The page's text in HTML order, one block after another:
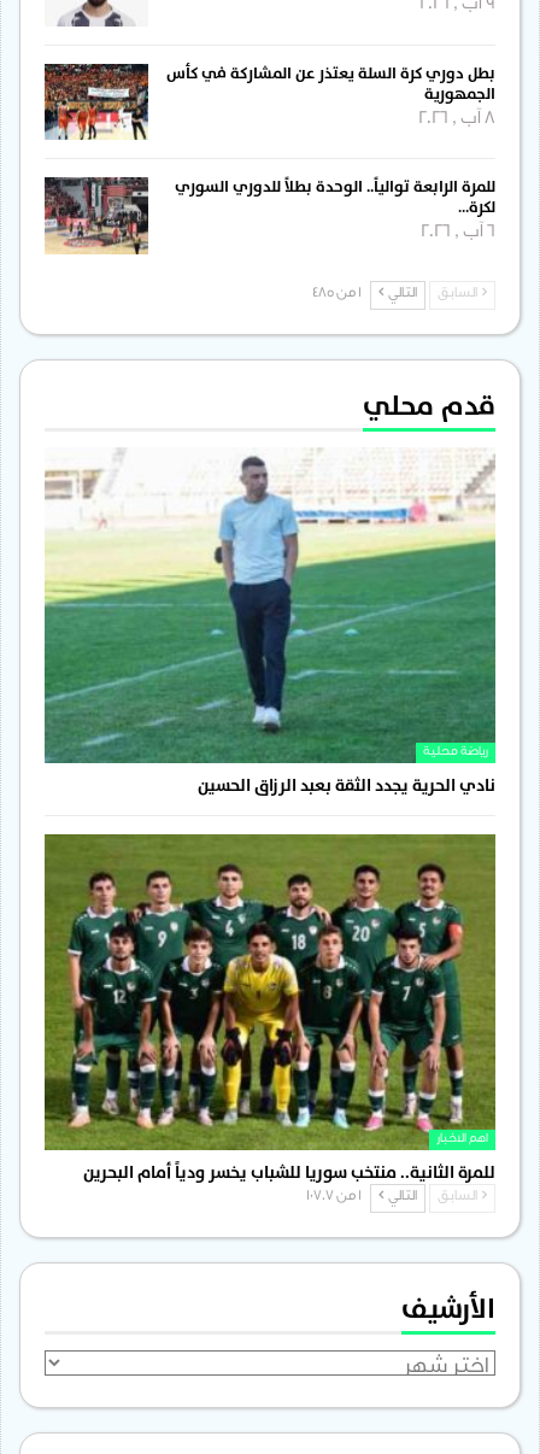
بطل دوري كرة السلة يعتذر عن المشاركة في كأس
الجمهورية
للمرة الرابعة توالياً.. الوحدة بطلاً للدوري السوري
لكرة…
السابق التالي
قدم محلي
رياضة محلية
نادي الحرية يجدد الثقة بعبد الرزاق الحسين
اهم الاخبار
للمرة الثانية.. منتخب سوريا للشباب يخسر ودياً أمام البحرين
السابق التالي
الأرشيف
الأرشيف